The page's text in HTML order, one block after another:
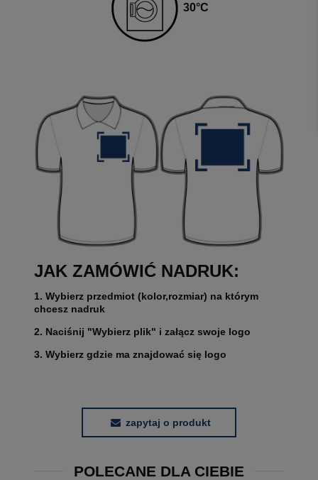
30°C
JAK ZAMÓWIĆ NADRUK:
1. Wybierz przedmiot (kolor,rozmiar) na którym
chcesz nadruk
2. Naciśnij "Wybierz plik" i załącz swoje logo
3. Wybierz gdzie ma znajdować się logo
zapytaj o produkt
POLECANE DLA CIEBIE